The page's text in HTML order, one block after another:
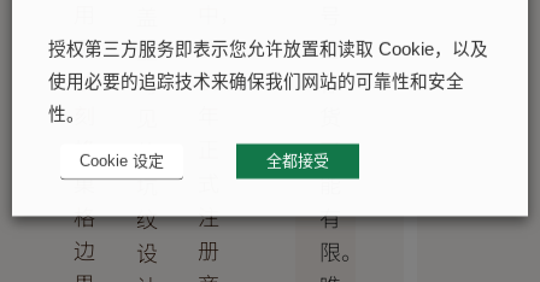
于
蚀
蜂
巢
格
边
上
可
的
坑
纹
设
至
1933
注
册
的
存
可
能
有
限。
授权第三方服务即表示您允许放置和读取 Cookie，以及
使用必要的追踪技术来确保我们网站的可靠性和安全
性。
Cookie 设定 全都接受